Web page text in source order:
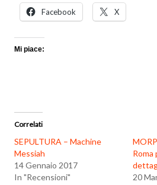
Facebook X
Mi piace:
Correlati
SEPULTURA – Machine
Messiah
14 Gennaio 2017
In "Recensioni"
Roma
20